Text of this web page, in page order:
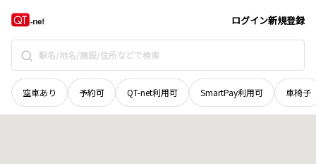
ログイン新規登録
空車あり 予約可 QT-net利用可 SmartPay利用可 車椅子
広島県